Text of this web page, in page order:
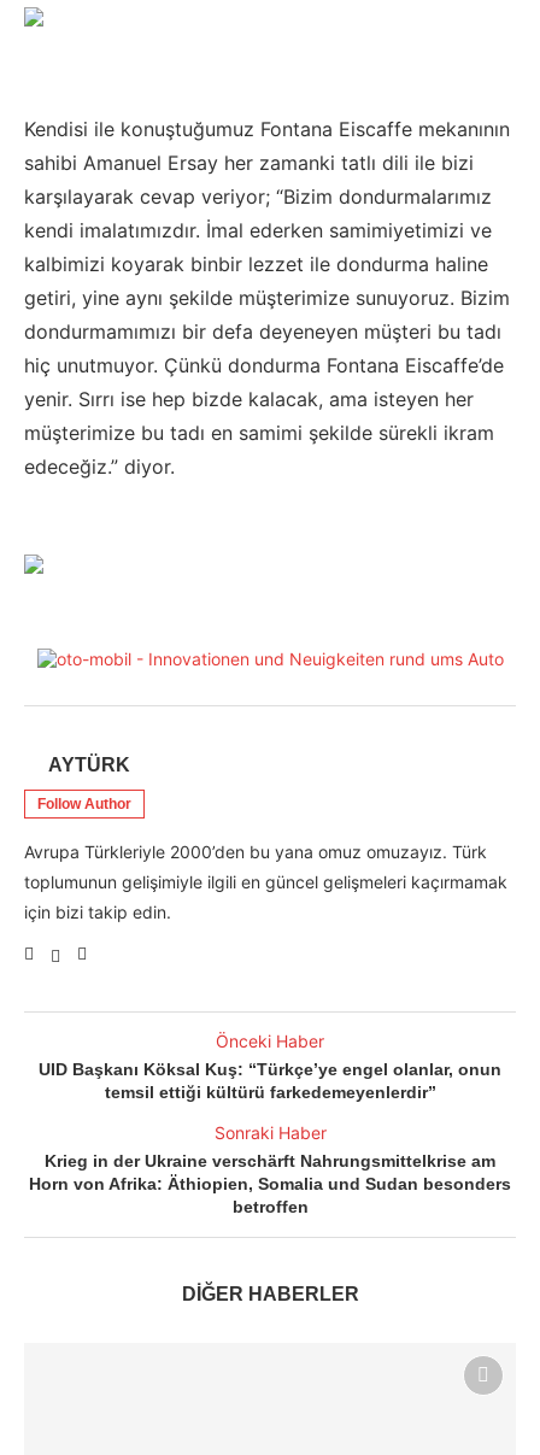
Kendisi ile konuştuğumuz Fontana Eiscaffe mekanının
sahibi Amanuel Ersay her zamanki tatlı dili ile bizi
karşılayarak cevap veriyor; “Bizim dondurmalarımız
kendi imalatımızdır. İmal ederken samimiyetimizi ve
kalbimizi koyarak binbir lezzet ile dondurma haline
getiri, yine aynı şekilde müşterimize sunuyoruz. Bizim
dondurmamımızı bir defa deyeneyen müşteri bu tadı
hiç unutmuyor. Çünkü dondurma Fontana Eiscaffe’de
yenir. Sırrı ise hep bizde kalacak, ama isteyen her
müşterimize bu tadı en samimi şekilde sürekli ikram
edeceğiz.” diyor.
AYTÜRK
Follow Author
Avrupa Türkleriyle 2000’den bu yana omuz omuzayız. Türk
toplumunun gelişimiyle ilgili en güncel gelişmeleri kaçırmamak
için bizi takip edin.
Önceki Haber
UID Başkanı Köksal Kuş: “Türkçe’ye engel olanlar, onun
temsil ettiği kültürü farkedemeyenlerdir”
Sonraki Haber
Krieg in der Ukraine verschärft Nahrungsmittelkrise am
Horn von Afrika: Äthiopien, Somalia und Sudan besonders
betroffen
DİĞER HABERLER